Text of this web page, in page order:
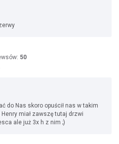
50
do Nas skoro opuścił nas w takim
miał zawszę tutaj drzwi
ale już 3x h z nim ;)